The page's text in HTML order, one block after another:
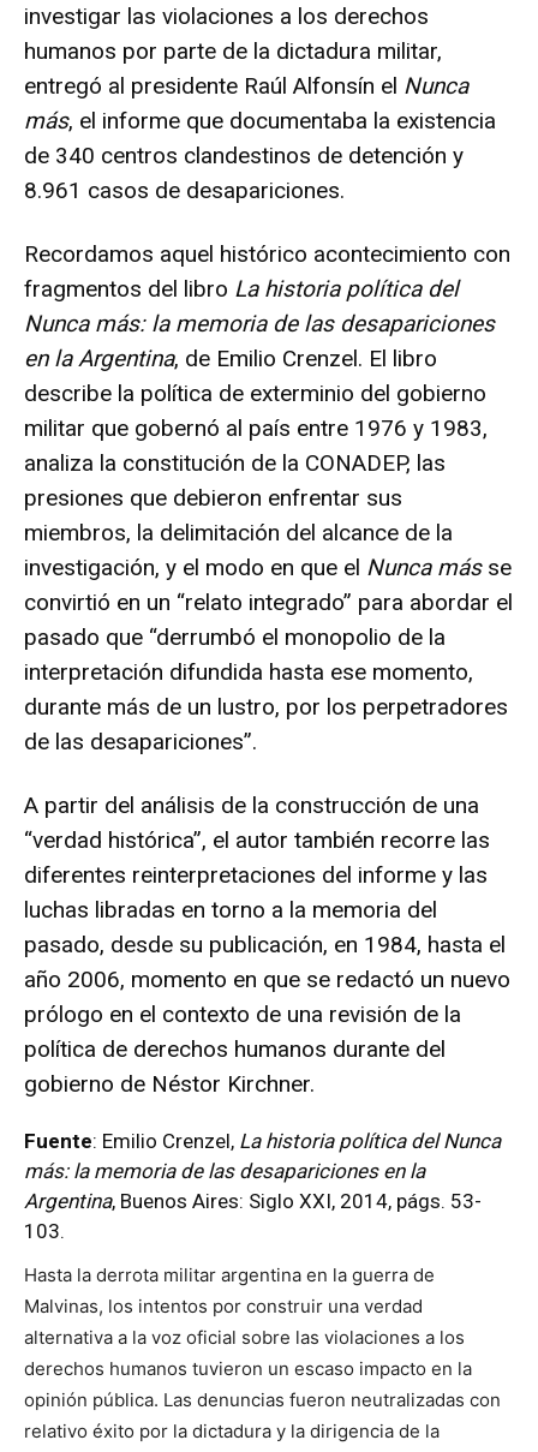
investigar las violaciones a los derechos
humanos por parte de la dictadura militar,
entregó al presidente Raúl Alfonsín el Nunca
más, el informe que documentaba la existencia
de 340 centros clandestinos de detención y
8.961 casos de desapariciones.
Recordamos aquel histórico acontecimiento con
fragmentos del libro La historia política del
Nunca más: la memoria de las desapariciones
en la Argentina, de Emilio Crenzel. El libro
describe la política de exterminio del gobierno
militar que gobernó al país entre 1976 y 1983,
analiza la constitución de la CONADEP, las
presiones que debieron enfrentar sus
miembros, la delimitación del alcance de la
investigación, y el modo en que el Nunca másse
convirtió en un “relato integrado” para abordar el
pasado que “derrumbó el monopolio de la
interpretación difundida hasta ese momento,
durante más de un lustro, por los perpetradores
de las desapariciones”.
A partir del análisis de la construcción de una
“verdad histórica”, el autor también recorre las
diferentes reinterpretaciones del informe y las
luchas libradas en torno a la memoria del
pasado, desde su publicación, en 1984, hasta el
año 2006, momento en que se redactó un nuevo
prólogo en el contexto de una revisión de la
política de derechos humanos durante del
gobierno de Néstor Kirchner.
Fuente: Emilio Crenzel, La historia política del Nunca
más: la memoria de las desapariciones en la
Argentina, Buenos Aires: Siglo XXI, 2014, págs. 53-
103.
Hasta la derrota militar argentina en la guerra de
Malvinas, los intentos por construir una verdad
alternativa a la voz oficial sobre las violaciones a los
derechos humanos tuvieron un escaso impacto en la
opinión pública. Las denuncias fueron neutralizadas con
relativo éxito por la dictadura y la dirigencia de la